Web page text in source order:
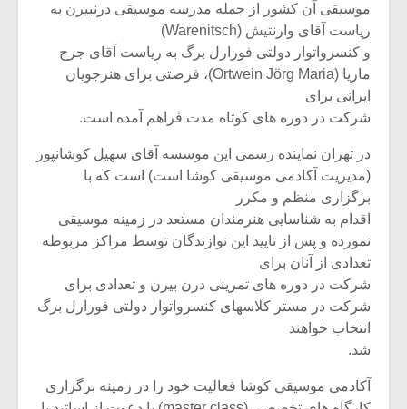
موسیقی آن کشور از جمله مدرسه موسیقی درنبیرن به
ریاست آقای وارنتیش (Warenitsch)
و کنسرواتوار دولتی فورارل برگ به ریاست آقای جرج
ماریا (Ortwein Jörg Maria)، فرصتی برای هنرجویان
ایرانی برای
شرکت در دوره های کوتاه مدت فراهم آمده است.
در تهران نماینده رسمی این موسسه آقای سهیل کوشانپور
(مدیریت آکادمی موسیقی کوشا است) است که با
برگزاری منظم و مکرر
اقدام به شناسایی هنرمندان مستعد در زمینه موسیقی
نمورده و پس از تایید این نوازندگان توسط مراکز مربوطه
تعدادی از آنان برای
شرکت در دوره های تمرینی درن بیرن و تعدادی برای
شرکت در مستر کلاسهای کنسرواتوار دولتی فورارل برگ
انتخاب خواهند
شد.
آکادمی موسیقی کوشا فعالیت خود را در زمینه برگزاری
میکلوش روژا
یادداشتی بر موسیقی
متن فیلم «متری
موریس ژار
دوره
موسیقی